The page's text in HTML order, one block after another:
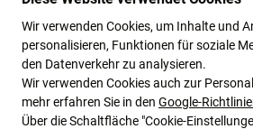
Wir verwenden Cookies, um Inhalte und
personalisieren, Funktionen für soziale
den Datenverkehr zu analysieren.
Wir verwenden Cookies auch zur
mehr erfahren Sie in den Google-
Über die Schaltfläche "Cookie-